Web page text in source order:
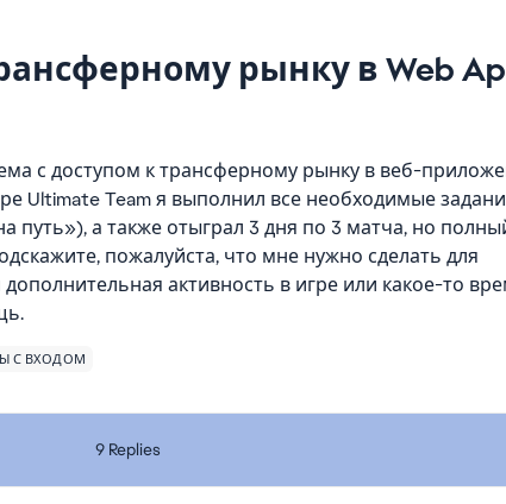
рынку в Web
с доступом к трансферному рынку в веб-
Ultimate Team я выполнил все необходимые
а также отыграл 3 дня по 3 матча, но
пожалуйста, что мне нужно сделать для
активность в игре или какое-то
С ВХОДОМ
9 Replies